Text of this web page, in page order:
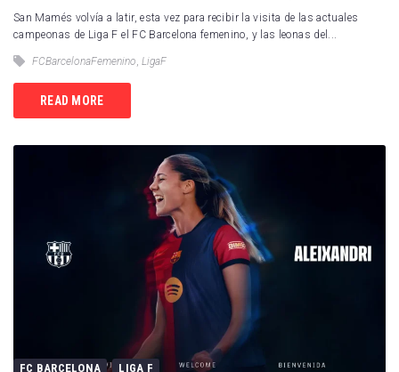
San Mamés volvía a latir, esta vez para recibir la visita de las actuales
campeonas de Liga F el FC Barcelona femenino, y las leonas del...
FCBarcelonaFemenino, LigaF
READ MORE
FC BARCELONA LIGA F